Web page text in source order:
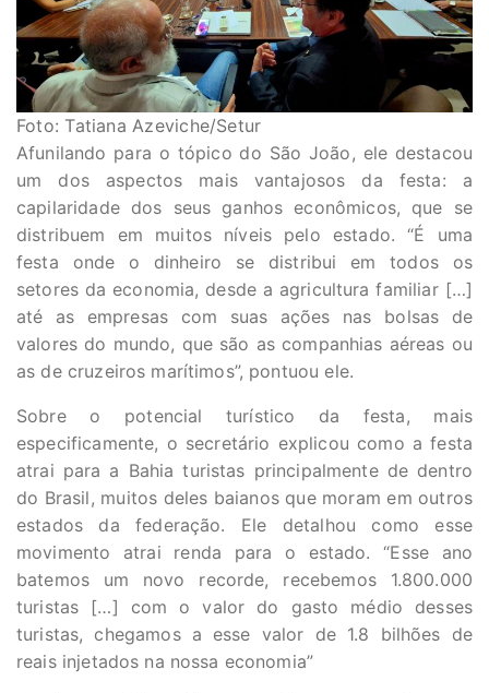
Foto: Tatiana Azeviche/Setur
Afunilando para o tópico do São João, ele destacou
um dos aspectos mais vantajosos da festa: a
capilaridade dos seus ganhos econômicos, que se
distribuem em muitos níveis pelo estado. “É uma
festa onde o dinheiro se distribui em todos os
setores da economia, desde a agricultura familiar […]
até as empresas com suas ações nas bolsas de
valores do mundo, que são as companhias aéreas ou
as de cruzeiros marítimos”, pontuou ele.
Sobre o potencial turístico da festa, mais
especificamente, o secretário explicou como a festa
atrai para a Bahia turistas principalmente de dentro
do Brasil, muitos deles baianos que moram em outros
estados da federação. Ele detalhou como esse
movimento atrai renda para o estado. “Esse ano
batemos um novo recorde, recebemos 1.800.000
turistas […] com o valor do gasto médio desses
turistas, chegamos a esse valor de 1.8 bilhões de
reais injetados na nossa economia”